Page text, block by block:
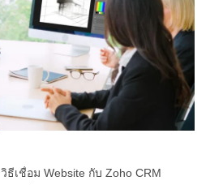
วิธีเชื่อม Website กับ Zoho CRM